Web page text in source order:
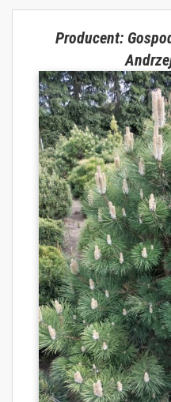
Producent: